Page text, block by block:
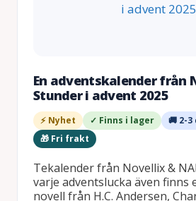
En adventskalender från
Stunder i advent 2025
⚡ Nyhet ✓ Finns i lager
🚚 2-
🎁 Fri frakt
Tekalender från Novellix &
varje adventslucka även
novell från H.C. Andersen,